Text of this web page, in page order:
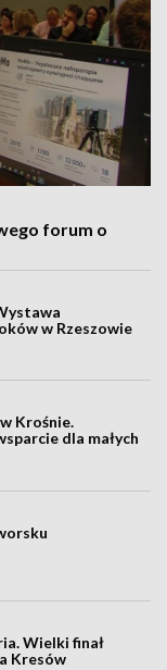
forum o
w Rzeszowie
Krośnie.
dla małych
Wielki finał
Kresów